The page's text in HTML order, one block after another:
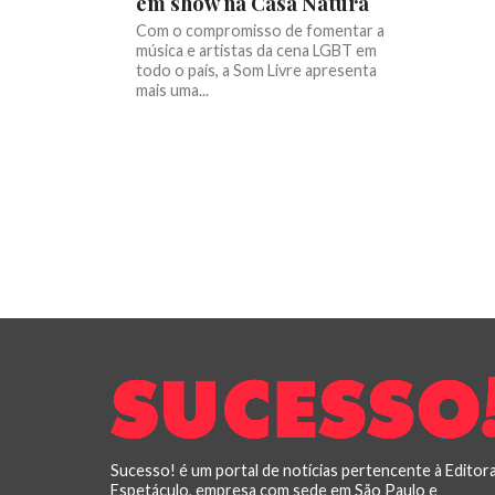
Com o compromisso de fomentar a
música e artistas da cena LGBT em
todo o país, a Som Livre apresenta
mais uma...
Sucesso! é um portal de notícias pertencente à
Espetáculo, empresa com sede em São Paulo e